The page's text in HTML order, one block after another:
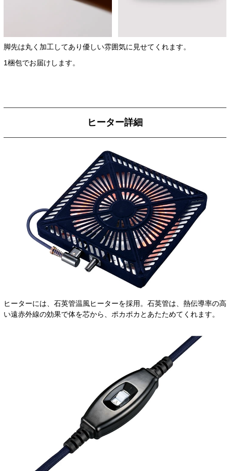
脚先は丸く加工してあり優しい雰囲気に見せてくれます。
1梱包でお届けします。
ヒーター詳細
ヒーターには、石英管温風ヒーターを採用。石英管は、熱伝導率の高
い遠赤外線の効果で体を芯から、ポカポカとあたためてくれます。